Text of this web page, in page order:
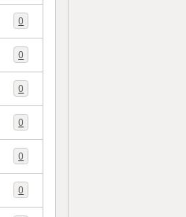
0
0
0
0
0
0